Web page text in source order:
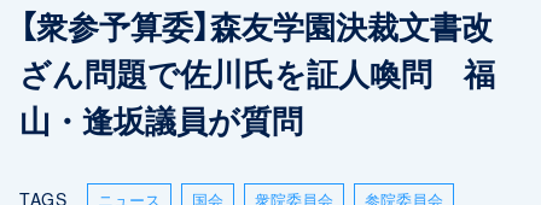
【衆参予算委】森友学園決裁文書改
ざん問題で佐川氏を証人喚問 福
山・逢坂議員が質問
TAGS ニュース 国会 衆院委員会 参院委員会